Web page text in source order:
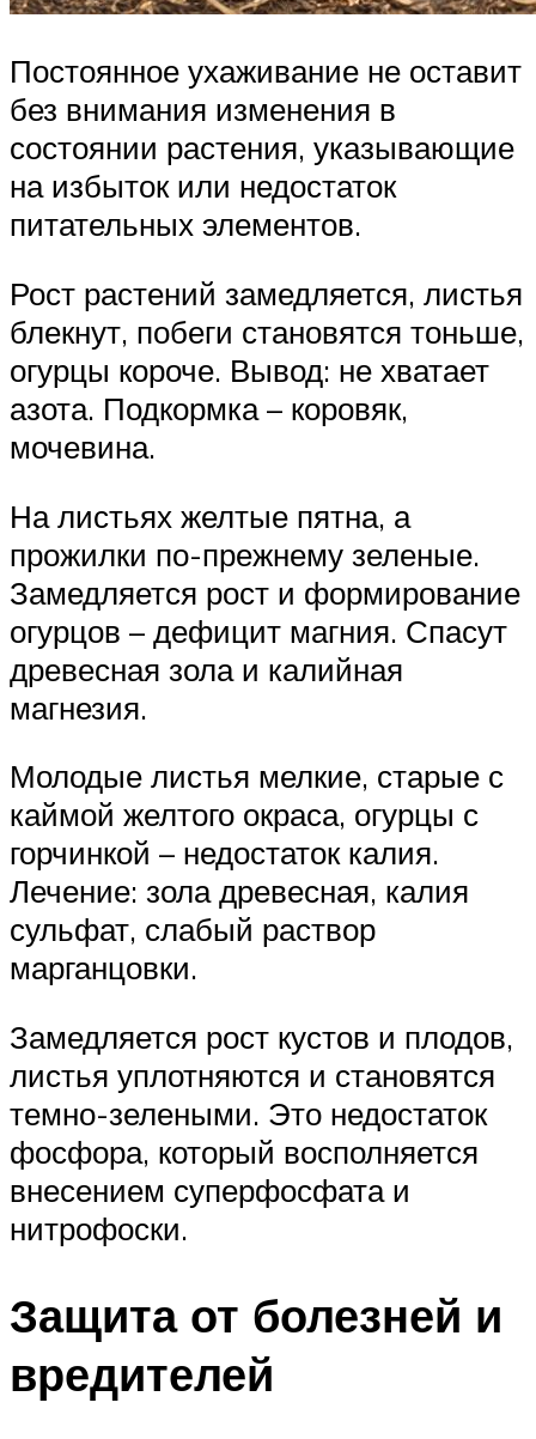
Постоянное ухаживание не оставит
без внимания изменения в
состоянии растения, указывающие
на избыток или недостаток
питательных элементов.
Рост растений замедляется, листья
блекнут, побеги становятся тоньше,
огурцы короче. Вывод: не хватает
азота. Подкормка – коровяк,
мочевина.
На листьях желтые пятна, а
прожилки по-прежнему зеленые.
Замедляется рост и формирование
огурцов – дефицит магния. Спасут
древесная зола и калийная
магнезия.
Молодые листья мелкие, старые с
каймой желтого окраса, огурцы с
горчинкой – недостаток калия.
Лечение: зола древесная, калия
сульфат, слабый раствор
марганцовки.
Замедляется рост кустов и плодов,
листья уплотняются и становятся
темно-зелеными. Это недостаток
фосфора, который восполняется
внесением суперфосфата и
нитрофоски.
Защита от болезней и
вредителей